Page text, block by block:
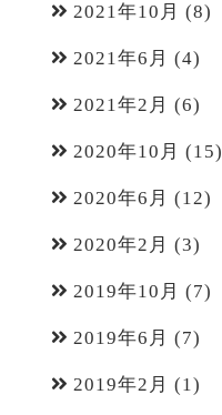
2021年10月 (8)
2021年6月 (4)
2021年2月 (6)
2020年10月 (15)
2020年6月 (12)
2020年2月 (3)
2019年10月 (7)
2019年6月 (7)
2019年2月 (1)